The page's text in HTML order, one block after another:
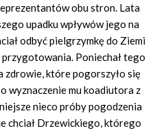
obu stron. Lata
upadku wpływów jego na
odbyć pielgrzymkę do Ziemi
Poniechał tego
zdrowie, które pogorszyło się
wyznaczenie mu koadiutora z
nieco próby pogodzenia
chciał Drzewickiego, którego